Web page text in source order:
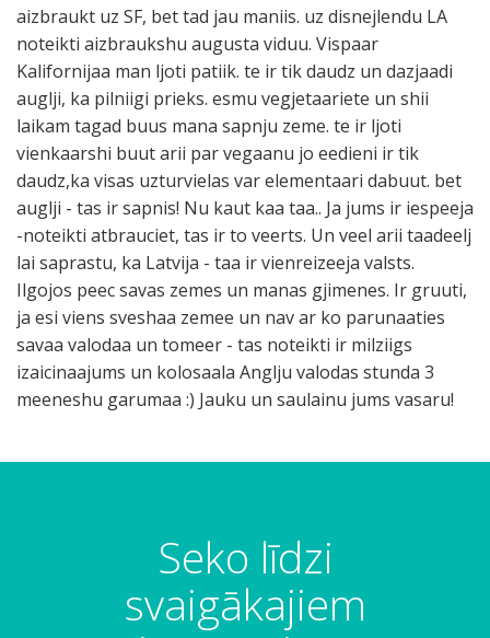
aizbraukt uz SF, bet tad jau maniis. uz disnejlendu LA
noteikti aizbraukshu augusta viduu. Vispaar
Kalifornijaa man ljoti patiik. te ir tik daudz un dazjaadi
auglji, ka pilniigi prieks. esmu vegjetaariete un shii
laikam tagad buus mana sapnju zeme. te ir ljoti
vienkaarshi buut arii par vegaanu jo eedieni ir tik
daudz,ka visas uzturvielas var elementaari dabuut. bet
auglji - tas ir sapnis! Nu kaut kaa taa.. Ja jums ir iespeeja
-noteikti atbrauciet, tas ir to veerts. Un veel arii taadeelj
lai saprastu, ka Latvija - taa ir vienreizeeja valsts.
Ilgojos peec savas zemes un manas gjimenes. Ir gruuti,
ja esi viens sveshaa zemee un nav ar ko parunaaties
savaa valodaa un tomeer - tas noteikti ir milziigs
izaicinaajums un kolosaala Anglju valodas stunda 3
meeneshu garumaa :) Jauku un saulainu jums vasaru!
Seko līdzi
svaigākajiem